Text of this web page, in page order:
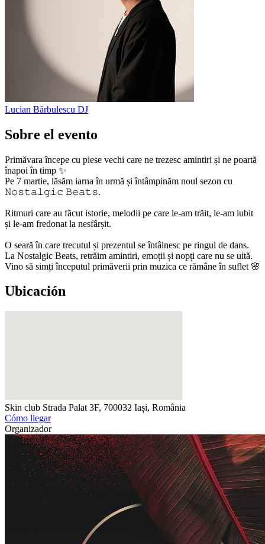
Lucian Bărbulescu DJ
Sobre el evento
Primăvara începe cu piese vechi care ne trezesc amintiri și ne poartă
înapoi în timp ✨
Pe 7 martie, lăsăm iarna în urmă și întâmpinăm noul sezon cu
𝙽𝚘𝚜𝚝𝚊𝚕𝚐𝚒𝚌 𝙱𝚎𝚊𝚝𝚜.
Ritmuri care au făcut istorie, melodii pe care le-am trăit, le-am iubit
și le-am fredonat la nesfârșit.
O seară în care trecutul și prezentul se întâlnesc pe ringul de dans.
La Nostalgic Beats, retrăim amintiri, emoții și nopți care nu se uită.
Vino să simți începutul primăverii prin muzica ce rămâne în suflet 🌸
Ubicación
Skin club Strada Palat 3F, 700032 Iași, România
Cómo llegar
Organizador